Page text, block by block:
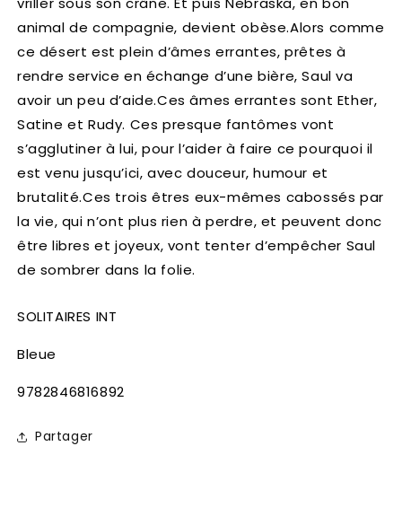
animal de compagnie, devient obèse.Alors comme
ce désert est plein d’âmes errantes, prêtes à
rendre service en échange d’une bière, Saul va
avoir un peu d’aide.Ces âmes errantes sont Ether,
Satine et Rudy. Ces presque fantômes vont
s’agglutiner à lui, pour l’aider à faire ce pourquoi il
est venu jusqu’ici, avec douceur, humour et
brutalité.Ces trois êtres eux-mêmes cabossés par
la vie, qui n’ont plus rien à perdre, et peuvent donc
être libres et joyeux, vont tenter d’empêcher Saul
de sombrer dans la folie.
SOLITAIRES INT
Bleue
SKU:
9782846816892
Partager